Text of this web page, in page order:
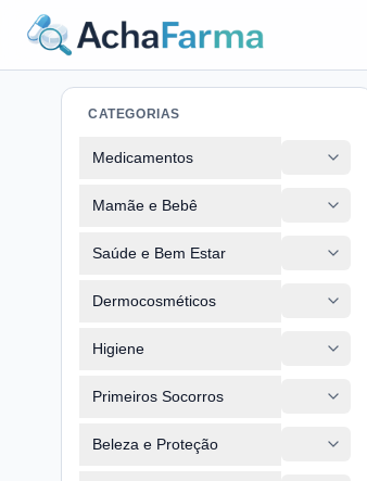
CATEGORIAS
Medicamentos
Mamãe e Bebê
Saúde e Bem Estar
Dermocosméticos
Higiene
Primeiros Socorros
Beleza e Proteção